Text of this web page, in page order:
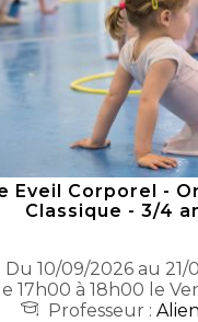
Eveil Corporel -
Classique - 3/4
Du 10/09/2026 au 21/
17h00 à 18h00 le
Professeur :